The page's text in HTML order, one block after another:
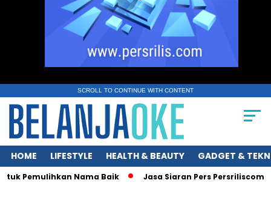
SCROLL TO CONTINUE WITH CONTENT
HOME LIFESTYLE HEALTH & BEAUTY GADGET &
Pemulihkan Nama Baik Jasa Siaran Pers Persriliscom